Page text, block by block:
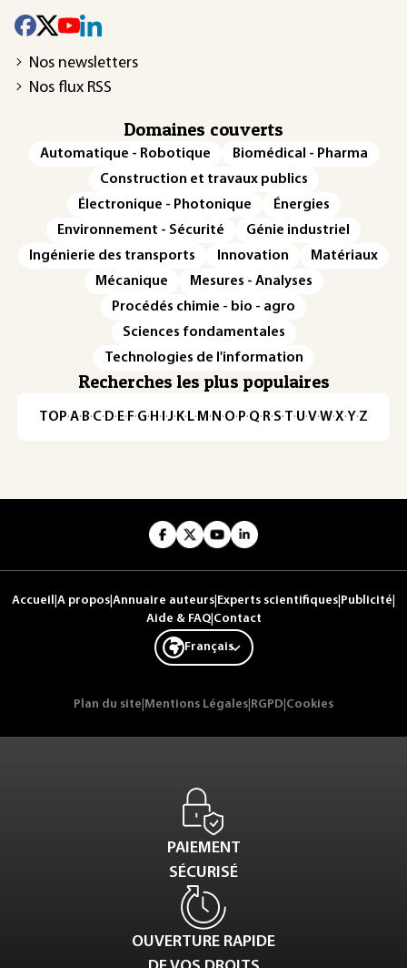
Nos newsletters
Nos flux RSS
Domaines couverts
Automatique - Robotique
Biomédical - Pharma
Construction et travaux publics
Électronique - Photonique
Énergies
Environnement - Sécurité
Génie industriel
Ingénierie des transports
Innovation
Matériaux
Mécanique
Mesures - Analyses
Procédés chimie - bio - agro
Sciences fondamentales
Technologies de l'information
Recherches les plus populaires
TOP·A·B·C· D· E· F·G· H · ·J· K· L· M · N ·O· P·Q· R·S·T·U·V·W·X·Y·Z
Accueil A propos Annuaire auteurs Experts scientifiques Publicité
Aide & FAQ| Contact
Français
Plan du site Mentions Légales RGPD Cookies
PAIEMENT
SÉCURISÉ
OUVERTURE RAPIDE